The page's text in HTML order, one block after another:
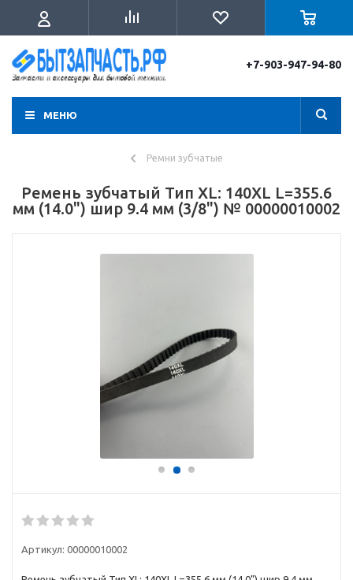
+7-903-947-94-80
МЕНЮ
Ремни зубчатые
Ремень зубчатый Тип XL: 140XL L=355.6
мм (14.0") шир 9.4 мм (3/8") № 00000010002
Артикул: 00000010002